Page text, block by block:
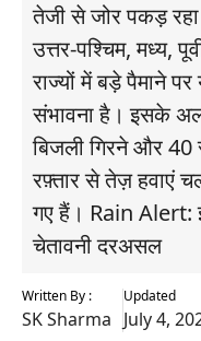
तेजी से जोर पकड़
उत्तर-पश्चिम, मध्य,
राज्यों में बड़े पैमाने पर
संभावना है। इसके
बिजली गिरने और 40
रफ़्तार से तेज़ हवाएं
गए हैं। Rain Alert:
चेतावनी दरअसल
Written By :
SK Sharma
Updated
July 4,